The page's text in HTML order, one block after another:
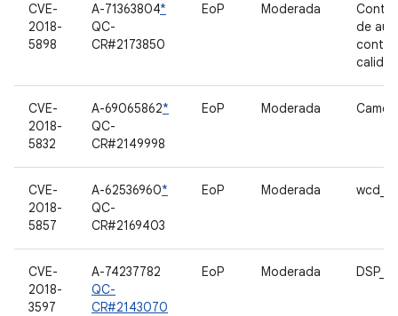
CVE-
2018-
5898
A-71363804*
QC-
CR#2173850
EoP Moderada
de
calidad
CVE-
2018-
5832
A-69065862*
QC-
CR#2149998
EoP Moderada
CVE-
2018-
5857
A-62536960*
QC-
CR#2169403
EoP Moderada
CVE-
2018-
3597
A-74237782
QC-
CR#2143070
EoP Moderada